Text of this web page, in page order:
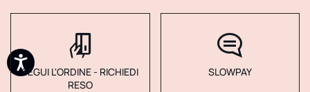
SEGUI L'ORDINE - RICHIEDI
RESO
SLOWPAY